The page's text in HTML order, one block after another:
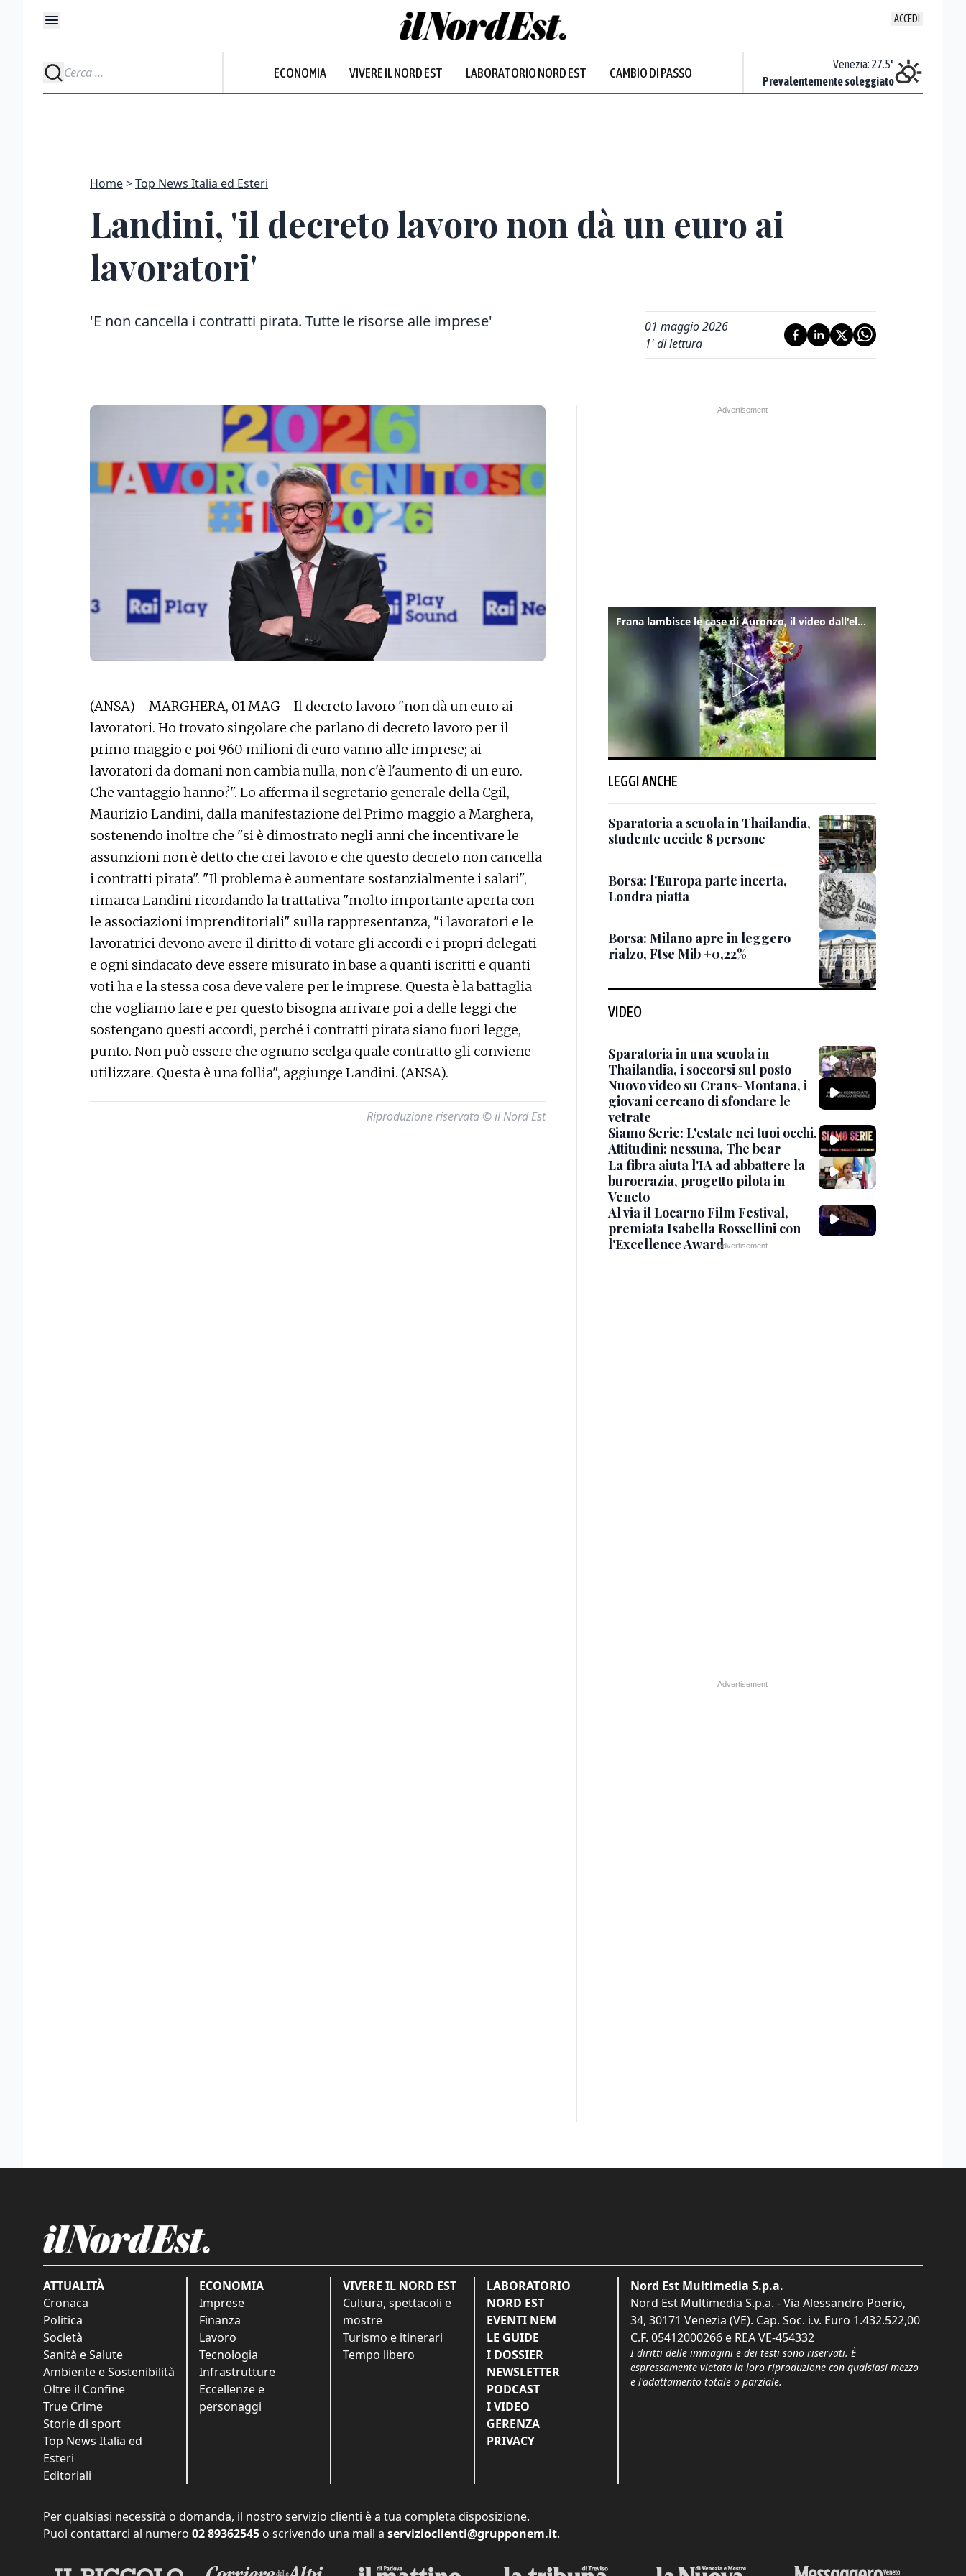
ACCEDI
ECONOMIA VIVERE IL NORD EST LABORATORIO NORD EST CAMBIO DI PASSO
Prevalentemente soleggiato
Venezia: 27.5°
Prevalentemente soleggiato
Home Top News Italia ed Esteri
Landini, 'il decreto lavoro non dà un euro ai
lavoratori'
'E non cancella i contratti pirata. Tutte le risorse alle imprese'
01 maggio 2026
1' di lettura
(ANSA) - MARGHERA, 01 MAG - Il decreto lavoro "non dà un euro ai
lavoratori. Ho trovato singolare che parlano di decreto lavoro per il
primo maggio e poi 960 milioni di euro vanno alle imprese; ai
lavoratori da domani non cambia nulla, non c'è l'aumento di un euro.
Che vantaggio hanno?". Lo afferma il segretario generale della Cgil,
Maurizio Landini, dalla manifestazione del Primo maggio a Marghera,
sostenendo inoltre che "si è dimostrato negli anni che incentivare le
assunzioni non è detto che crei lavoro e che questo decreto non cancella
i contratti pirata". "Il problema è aumentare sostanzialmente i salari",
rimarca Landini ricordando la trattativa "molto importante aperta con
le associazioni imprenditoriali" sulla rappresentanza, "i lavoratori e le
lavoratrici devono avere il diritto di votare gli accordi e i propri delegati
e ogni sindacato deve essere misurato in base a quanti iscritti e quanti
voti ha e la stessa cosa deve valere per le imprese. Questa è la battaglia
che vogliamo fare e per questo bisogna arrivare poi a delle leggi che
sostengano questi accordi, perché i contratti pirata siano fuori legge,
punto. Non può essere che ognuno scelga quale contratto gli conviene
utilizzare. Questa è una follia", aggiunge Landini. (ANSA).
Riproduzione riservata © il Nord Est
Frana lambisce le case di Auronzo, il video dall'elicottero dei vigili del fuoco
LEGGI ANCHE
Sparatoria a scuola in Thailandia,
studente uccide 8 persone
Borsa: l'Europa parte incerta,
Londra piatta
Borsa: Milano apre in leggero
rialzo, Ftse Mib +0,22%
VIDEO
Sparatoria in una scuola in
Thailandia, i soccorsi sul posto
Nuovo video su Crans-Montana, i
giovani cercano di sfondare le
vetrate
Siamo Serie: L'estate nei tuoi occhi,
Attitudini: nessuna, The bear
La fibra aiuta l'IA ad abbattere la
burocrazia, progetto pilota in
Veneto
Al via il Locarno Film Festival,
premiata Isabella Rossellini con
l'Excellence Award
ATTUALITÀ
Cronaca
Politica
Società
Sanità e Salute
Ambiente e Sostenibilità
Oltre il Confine
True Crime
Storie di sport
Top News Italia ed
Esteri
Editoriali
ECONOMIA
Imprese
Finanza
Lavoro
Tecnologia
Infrastrutture
Eccellenze e
personaggi
VIVERE IL NORD EST
Cultura, spettacoli e
mostre
Turismo e itinerari
Tempo libero
LABORATORIO
NORD EST
EVENTI NEM
LE GUIDE
I DOSSIER
NEWSLETTER
PODCAST
I VIDEO
GERENZA
PRIVACY
Nord Est Multimedia S.p.a.
Nord Est Multimedia S.p.a. - Via Alessandro Poerio,
34, 30171 Venezia (VE). Cap. Soc. i.v. Euro 1.432.522,00
C.F. 05412000266 e REA VE-454332
I diritti delle immagini e dei testi sono riservati. È
espressamente vietata la loro riproduzione con qualsiasi mezzo
e l'adattamento totale o parziale.
Per qualsiasi necessità o domanda, il nostro servizio clienti è a tua completa disposizione.
Puoi contattarci al numero 02 89362545 o scrivendo una mail a servizioclienti@grupponem.it.